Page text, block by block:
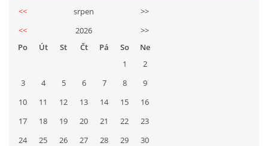
<< srpen
>>
<<
2026
>>
Po
Út St Čt Pá So
Ne
1
2
3
4 5 6 7 8
9
10
11 12 13 14 15
16
17
18 19 20 21 22
23
24
25 26 27 28 29
30